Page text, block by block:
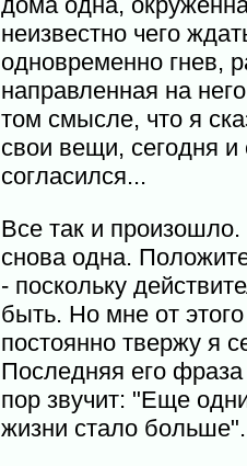
неизвестно чего
одновременно гнев,
направленная на
том смысле, что я
свои вещи, сегодня
согласился...
Все так и произошло.
снова одна.
- поскольку
быть. Но мне от
постоянно твержу я
Последняя его
пор звучит: "Еще
жизни стало